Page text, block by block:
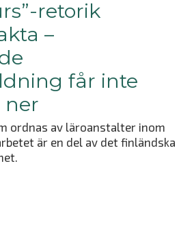
retorik
–
får inte
ner
ordnas av läroanstalter inom
är en del av det finländska